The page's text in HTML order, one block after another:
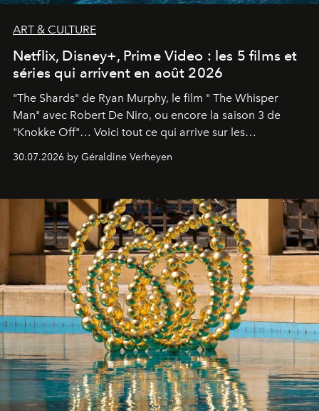
ART & CULTURE
Netflix, Disney+, Prime Video : les 5 films et
séries qui arrivent en août 2026
"The Shards" de Ryan Murphy, le film " The Whisper
Man" avec Robert De Niro, ou encore la saison 3 de
"Knokke Off"… Voici tout ce qui arrive sur les
plateformes de streaming en août 2026.
30.07.2026 by Géraldine Verheyen